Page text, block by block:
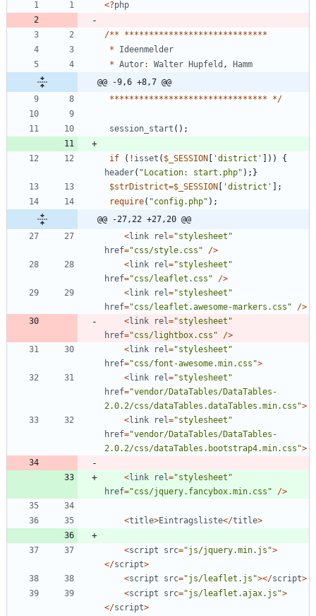
<?php
/**
*****************************
*
Ideenmelder
* Autor: Walter Hupfeld ,
Hamm
@@ -9,6 +8,7 @@
********************************
*/
session_start ();
if ( ! isset ( $_SESSION 'district' ]))
{
header( " Location: start.php" );}
$strDistrict=$_SESSION 'district'
];
require( "config.php" );
@@ -27,22 +27,20 @@
<link rel="stylesheet "
href="css/style.css "
/>
<link rel="stylesheet "
href="css/leaflet.css "
/>
<link rel="stylesheet "
href="css/leaflet.awesome-markers.css "
/>
<link rel="stylesheet "
href="css/lightbox.css "
/>
<link rel="stylesheet "
href="css/font-awesome.min.css ">
<link rel="stylesheet "
href="vendor/DataTables/DataTables-
2.0.2/css/dataTables.dataTables.min.css ">
<link rel="stylesheet "
href="vendor/DataTables/DataTables-
2.0.2/css/dataTables.bootstrap4.min.css ">
<link rel="stylesheet "
href="css/jquery.fancybox.min.css " />
<title>Eintragsliste</title>
<script src="js/jquery.min.js ">
</script>
<script src="js/leaflet.js "></script>
<script src="js/leaflet.ajax.js ">
</script>